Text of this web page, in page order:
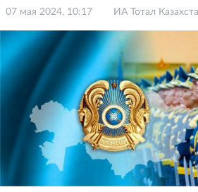
07 мая 2024, 10:17 ИА Тотал